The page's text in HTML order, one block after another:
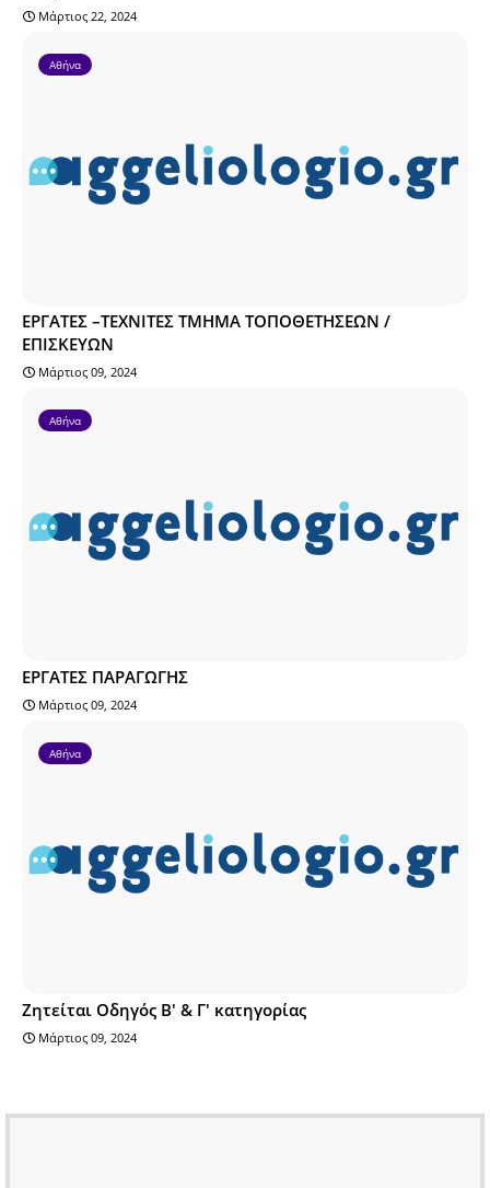
Μάρτιος 22, 2024
Αθήνα
ΕΡΓΑΤΕΣ –ΤΕΧΝΙΤΕΣ ΤΜΗΜΑ ΤΟΠΟΘΕΤΗΣΕΩΝ /
ΕΠΙΣΚΕΥΩΝ
Μάρτιος 09, 2024
Αθήνα
ΕΡΓΑΤΕΣ ΠΑΡΑΓΩΓΗΣ
Μάρτιος 09, 2024
Αθήνα
Ζητείται Οδηγός Β' & Γ' κατηγορίας
Μάρτιος 09, 2024